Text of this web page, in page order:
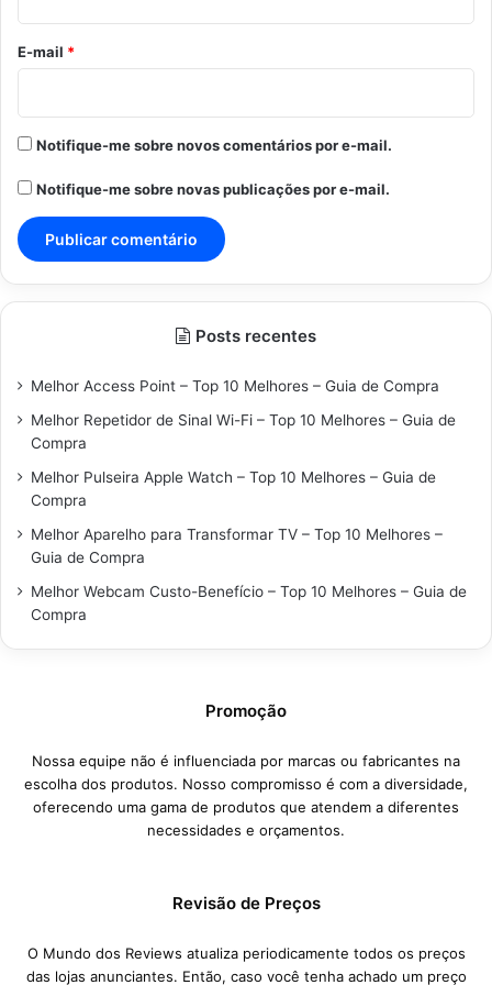
o
*
E-mail *
Notifique-me sobre novos comentários por e-mail.
Notifique-me sobre novas publicações por e-mail.
Posts recentes
Melhor Access Point – Top 10 Melhores – Guia de Compra
Melhor Repetidor de Sinal Wi-Fi – Top 10 Melhores – Guia de
Compra
Melhor Pulseira Apple Watch – Top 10 Melhores – Guia de
Compra
Melhor Aparelho para Transformar TV – Top 10 Melhores –
Guia de Compra
Melhor Webcam Custo-Benefício – Top 10 Melhores – Guia de
Compra
Promoção
Nossa equipe não é influenciada por marcas ou fabricantes na
escolha dos produtos. Nosso compromisso é com a diversidade,
oferecendo uma gama de produtos que atendem a diferentes
necessidades e orçamentos.
Revisão de Preços
O Mundo dos Reviews atualiza periodicamente todos os preços
das lojas anunciantes. Então, caso você tenha achado um preço